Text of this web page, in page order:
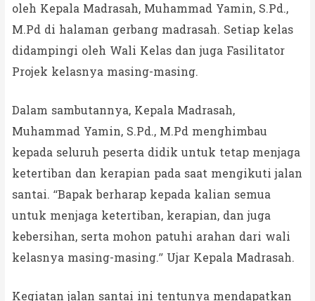
oleh Kepala Madrasah, Muhammad Yamin, S.Pd.,
M.Pd di halaman gerbang madrasah. Setiap kelas
didampingi oleh Wali Kelas dan juga Fasilitator
Projek kelasnya masing-masing.
Dalam sambutannya, Kepala Madrasah,
Muhammad Yamin, S.Pd., M.Pd menghimbau
kepada seluruh peserta didik untuk tetap menjaga
ketertiban dan kerapian pada saat mengikuti jalan
santai. “Bapak berharap kepada kalian semua
untuk menjaga ketertiban, kerapian, dan juga
kebersihan, serta mohon patuhi arahan dari wali
kelasnya masing-masing.” Ujar Kepala Madrasah.
Kegiatan jalan santai ini tentunya mendapatkan